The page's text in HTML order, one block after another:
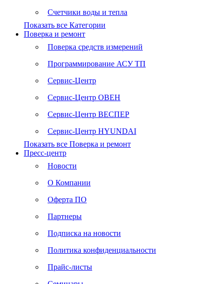
Счетчики воды и тепла
Показать все Категории
Поверка и ремонт
Поверка средств измерений
Программирование АСУ ТП
Сервис-Центр
Сервис-Центр ОВЕН
Сервис-Центр ВЕСПЕР
Сервис-Центр HYUNDAI
Показать все Поверка и ремонт
Пресс-центр
Новости
О Компании
Оферта ПО
Партнеры
Подписка на новости
Политика конфиденциальности
Прайс-листы